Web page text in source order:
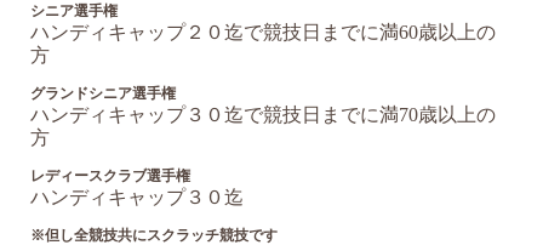
シニア選手権
ハンディキャップ２０迄で競技日までに満60歳以上の
方
グランドシニア選手権
ハンディキャップ３０迄で競技日までに満70歳以上の
方
レディースクラブ選手権
ハンディキャップ３０迄
※但し全競技共にスクラッチ競技です